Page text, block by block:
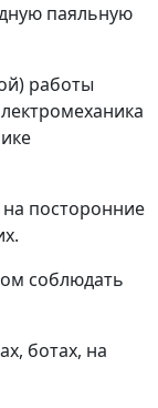
паяльную
работы
посторонние
соблюдать
ботах, на